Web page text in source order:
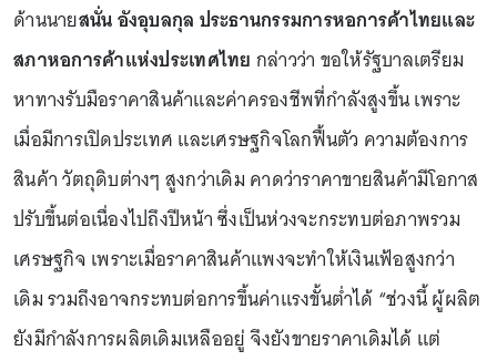
ด้านนายสนั่น อังอุบลกุล ประธานกรรมการหอการค้าไทยและ
สภาหอการค้าแห่งประเทศไทย กล่าวว่า ขอให้รัฐบาลเตรียม
หาทางรับมือราคาสินค้าและค่าครองชีพที่กำลังสูงขึ้น เพราะ
เมื่อมีการเปิดประเทศ และเศรษฐกิจโลกฟื้นตัว ความต้องการ
สินค้า วัตถุดิบต่างๆ สูงกว่าเดิม คาดว่าราคาขายสินค้ามีโอกาส
ปรับขึ้นต่อเนื่องไปถึงปีหน้า ซึ่งเป็นห่วงจะกระทบต่อภาพรวม
เศรษฐกิจ เพราะเมื่อราคาสินค้าแพงจะทำให้เงินเฟ้อสูงกว่า
เดิม รวมถึงอาจกระทบต่อการขึ้นค่าแรงขั้นต่ำได้ “ช่วงนี้ ผู้ผลิต
ยังมีกำลังการผลิตเดิมเหลืออยู่ จึงยังขายราคาเดิมได้ แต่